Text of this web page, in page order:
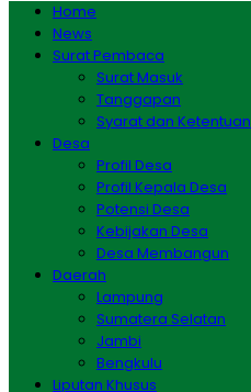
Home
News
Surat Pembaca
Surat Masuk
Tanggapan
Syarat dan Ketentuan
Desa
Profil Desa
Profil Kepala Desa
Potensi Desa
Kebijakan Desa
Desa Membangun
Daerah
Lampung
Sumatera Selatan
Jambi
Bengkulu
Liputan Khusus